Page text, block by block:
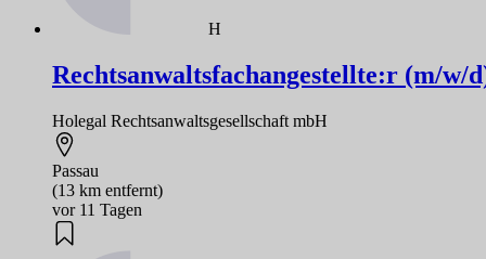
H
Rechtsanwaltsfachangestellte:r (m/w/
Holegal Rechtsanwaltsgesellschaft mbH
Passau
(13 km entfernt)
vor 11 Tagen